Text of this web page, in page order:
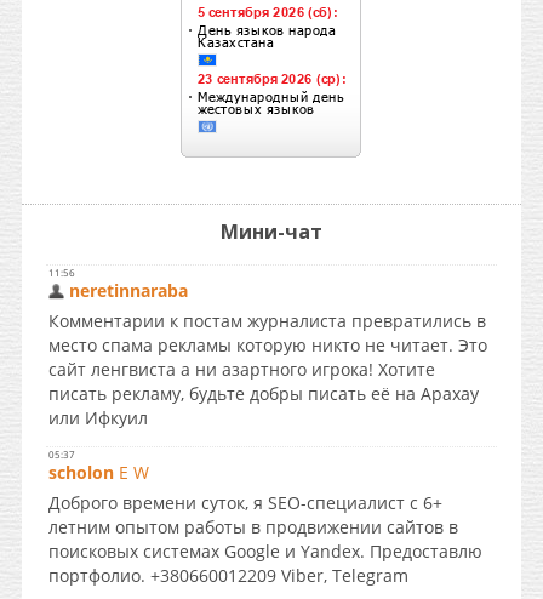
Мини-чат